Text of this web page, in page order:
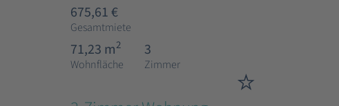
675,61 €
Gesamtmiete
71,23 m2
Wohnfläche
3
Zimmer